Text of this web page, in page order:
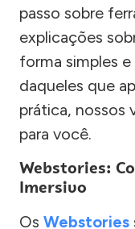
passo sobre
explicações
forma simples
daqueles que
prática, nossos
para você.
Webstories:
Imersivo
Os Webstories